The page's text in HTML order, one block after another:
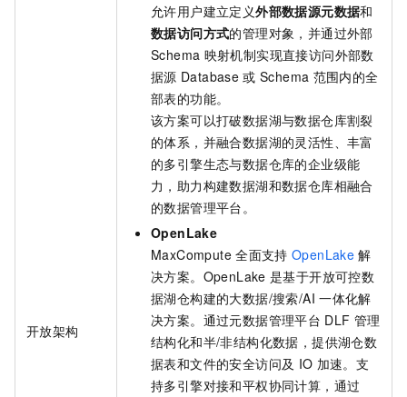
开放架构
允许用户建立定义外部数据源元数据和
数据访问方式的管理对象，并通过外部
Schema 映射机制实现直接访问外部数
据源 Database 或 Schema 范围内的全
部表的功能。
该方案可以打破数据湖与数据仓库割裂
的体系，并融合数据湖的灵活性、丰富
的多引擎生态与数据仓库的企业级能
力，助力构建数据湖和数据仓库相融合
的数据管理平台。
OpenLake
MaxCompute 全面支持 OpenLake 解
决方案。OpenLake 是基于开放可控数
据湖仓构建的大数据/搜索/AI 一体化解
决方案。通过元数据管理平台 DLF 管理
结构化和半/非结构化数据，提供湖仓数
据表和文件的安全访问及 IO 加速。支
持多引擎对接和平权协同计算，通过